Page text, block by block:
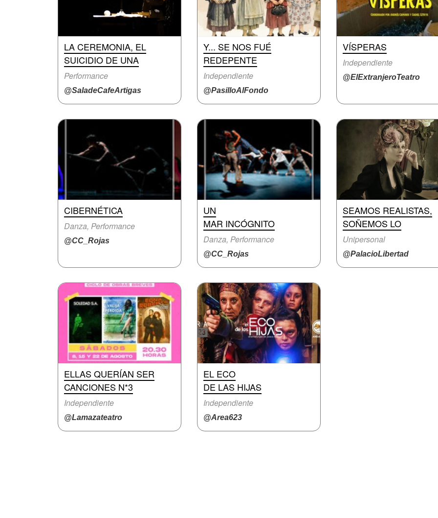
LA CEREMONIA, EL
SUICIDIO DE UNA
Performance
@SaladeCafeArtigas
Y... SE NOS FUÉ
REDEPENTE
Independiente
@PasilloAlFondo
VÍSPERAS
Independiente
@ElExtranjeroTeatro
CIBERNÉTICA
Danza, Performance
@CC_Rojas
UN
MAR INCÓGNITO
Danza, Performance
@CC_Rojas
SEAMOS REALISTAS,
SOÑEMOS LO
Unipersonal
@PalacioLibertad
ELLAS QUERÍAN SER
CANCIONES N*3
Independiente
@Lamazateatro
EL ECO
DE LAS HIJAS
Independiente
@Area623